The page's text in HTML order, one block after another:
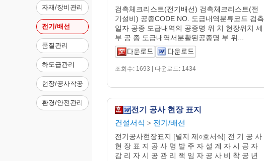
자재/장비관리
전기/배선
품질관리
하도급관리
현장/공사착공
환경/안전관리
검측체크리스트(전기배선) 검측체크리스트(전
기설비) 공종CODE NO. 도급내역분류코드 검측
일자 공종 도급내역의 공종명 위 치 현장위치 세
부 공 종 도급내역서분활된공종명 부 위...
조회수: 1693 | 다운로드: 1434
전기 공사 현장 표지
건설서식 > 전기/배선
전기공사현장표지 [별지 제○호서식] 전 기 공 사
현 장 표 지 공 사 명 발 주 자 설 계 자 시 공 자
감 리 자 시 공 관 리 책 임 자 공 사 비 착 공 년